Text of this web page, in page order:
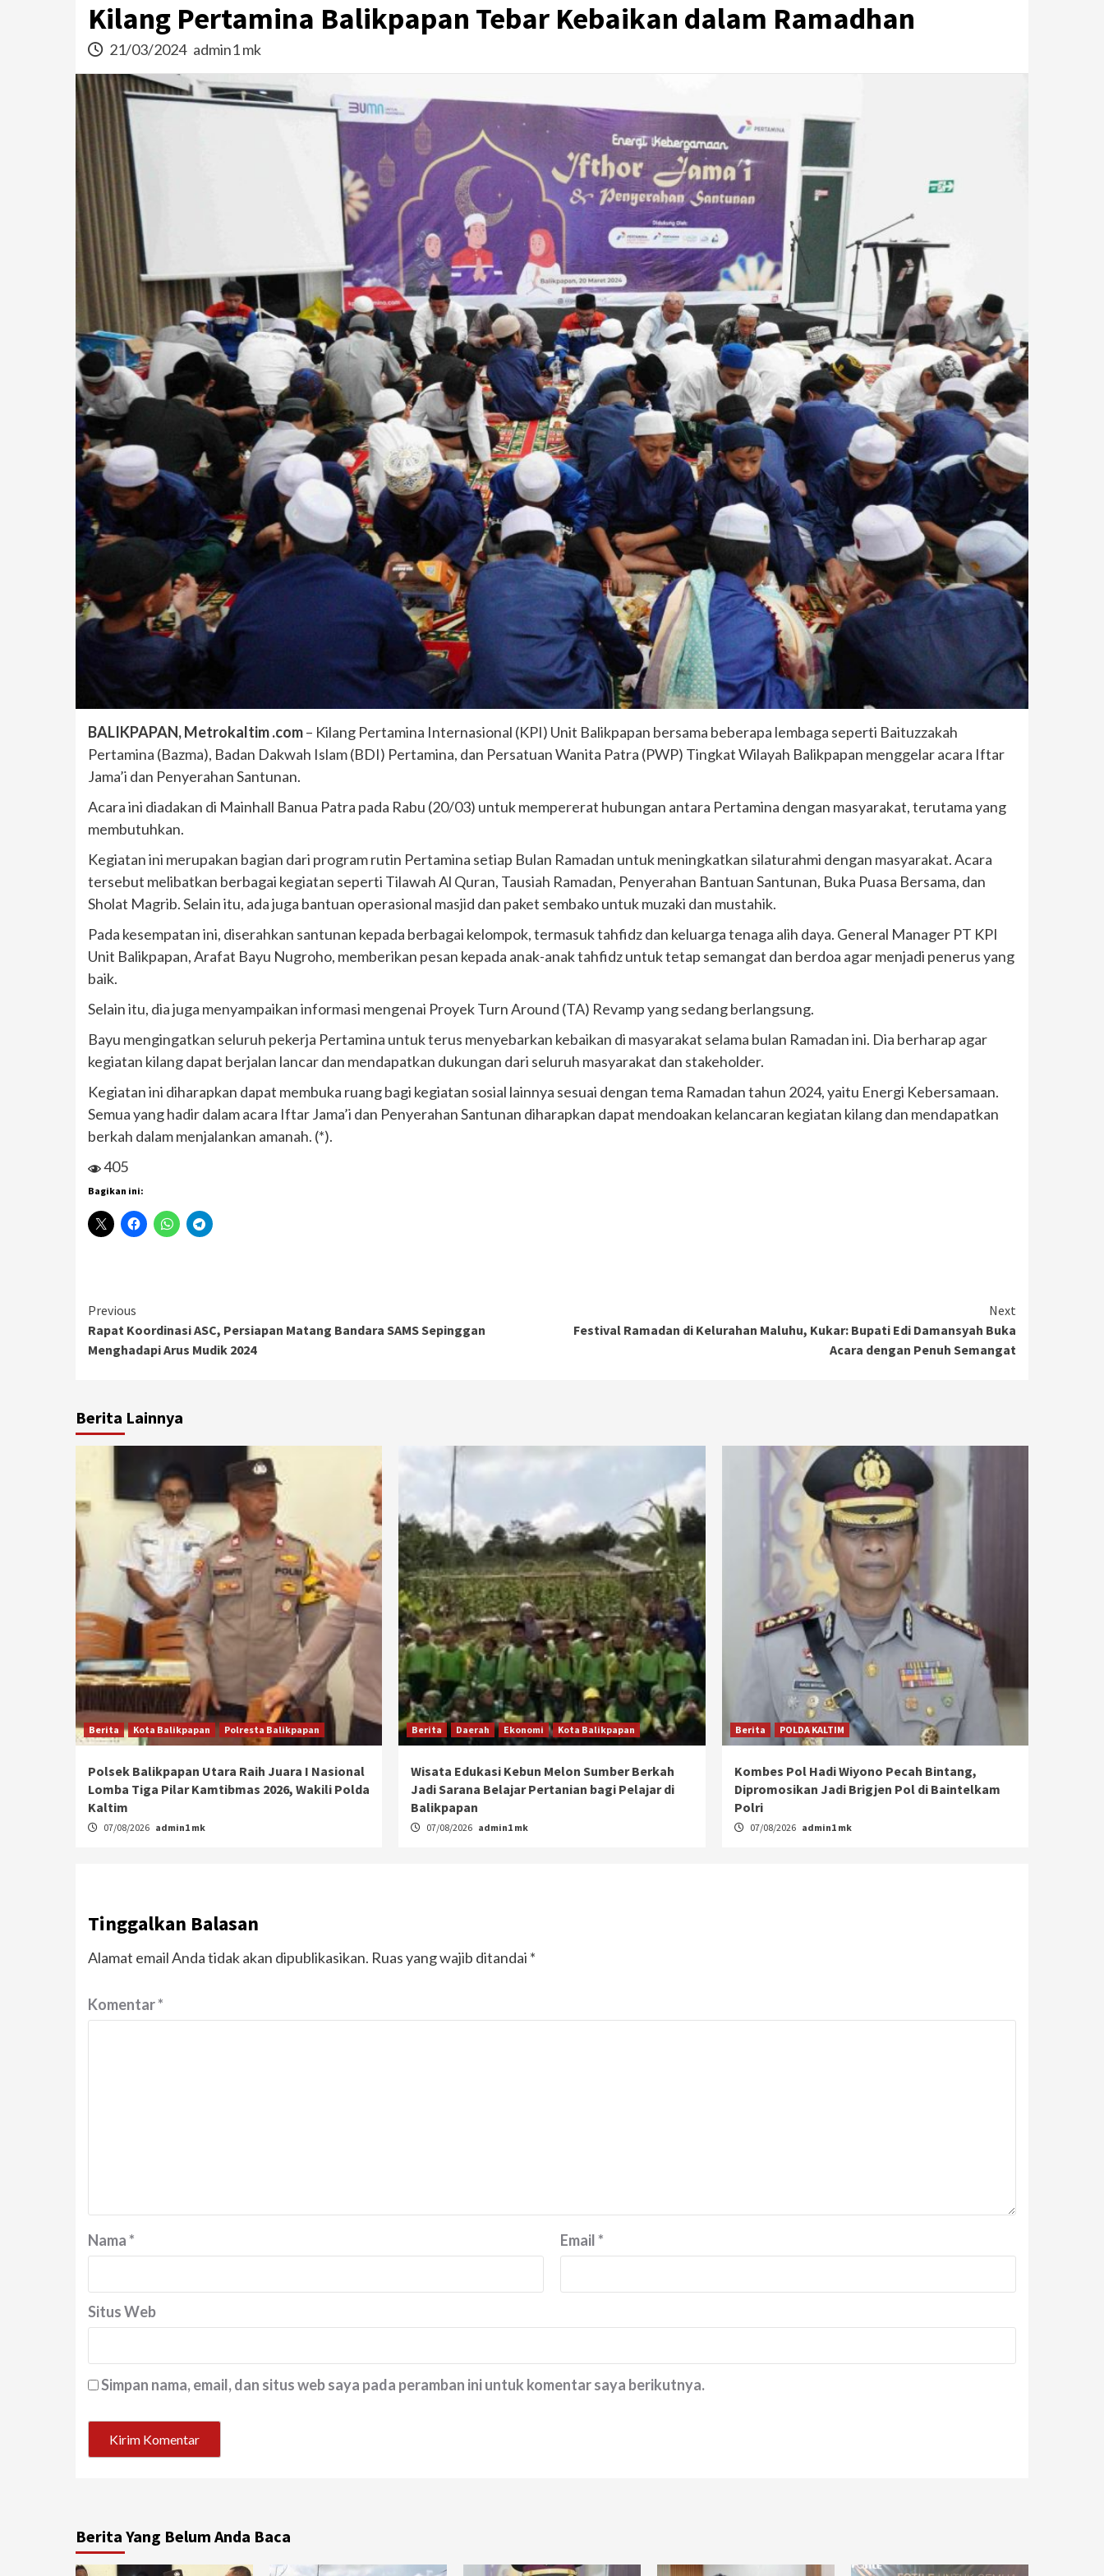
Kilang Pertamina Balikpapan Tebar Kebaikan dalam Ramadhan
21/03/2024 admin1 mk
BALIKPAPAN, Metrokaltim .com– Kilang Pertamina Internasional (KPI) Unit Balikpapan bersama beberapa lembaga seperti Baituzzakah
Pertamina (Bazma), Badan Dakwah Islam (BDI) Pertamina, dan Persatuan Wanita Patra (PWP) Tingkat Wilayah Balikpapan menggelar acara Iftar
Jama’i dan Penyerahan Santunan.
Acara ini diadakan di Mainhall Banua Patra pada Rabu (20/03) untuk mempererat hubungan antara Pertamina dengan masyarakat, terutama yang
membutuhkan.
Kegiatan ini merupakan bagian dari program rutin Pertamina setiap Bulan Ramadan untuk meningkatkan silaturahmi dengan masyarakat. Acara
tersebut melibatkan berbagai kegiatan seperti Tilawah Al Quran, Tausiah Ramadan, Penyerahan Bantuan Santunan, Buka Puasa Bersama, dan
Sholat Magrib. Selain itu, ada juga bantuan operasional masjid dan paket sembako untuk muzaki dan mustahik.
Pada kesempatan ini, diserahkan santunan kepada berbagai kelompok, termasuk tahfidz dan keluarga tenaga alih daya. General Manager PT KPI
Unit Balikpapan, Arafat Bayu Nugroho, memberikan pesan kepada anak-anak tahfidz untuk tetap semangat dan berdoa agar menjadi penerus yang
baik.
Selain itu, dia juga menyampaikan informasi mengenai Proyek Turn Around (TA) Revamp yang sedang berlangsung.
Bayu mengingatkan seluruh pekerja Pertamina untuk terus menyebarkan kebaikan di masyarakat selama bulan Ramadan ini. Dia berharap agar
kegiatan kilang dapat berjalan lancar dan mendapatkan dukungan dari seluruh masyarakat dan stakeholder.
Kegiatan ini diharapkan dapat membuka ruang bagi kegiatan sosial lainnya sesuai dengan tema Ramadan tahun 2024, yaitu Energi Kebersamaan.
Semua yang hadir dalam acara Iftar Jama’i dan Penyerahan Santunan diharapkan dapat mendoakan kelancaran kegiatan kilang dan mendapatkan
berkah dalam menjalankan amanah. (*).
405
Bagikan ini:
Continue
Reading
Previous
Rapat Koordinasi ASC, Persiapan Matang Bandara SAMS Sepinggan
Menghadapi Arus Mudik 2024
Next
Festival Ramadan di Kelurahan Maluhu, Kukar: Bupati Edi Damansyah Buka
Acara dengan Penuh Semangat
Berita Lainnya
Berita Kota Balikpapan Polresta Balikpapan
Polsek Balikpapan Utara Raih Juara I Nasional
Lomba Tiga Pilar Kamtibmas 2026, Wakili Polda
Kaltim
07/08/2026 admin1 mk
Berita Daerah Ekonomi Kota Balikpapan
Wisata Edukasi Kebun Melon Sumber Berkah
Jadi Sarana Belajar Pertanian bagi Pelajar di
Balikpapan
07/08/2026 admin1 mk
Berita POLDA KALTIM
Kombes Pol Hadi Wiyono Pecah Bintang,
Dipromosikan Jadi Brigjen Pol di Baintelkam
Polri
07/08/2026 admin1 mk
Tinggalkan Balasan
Alamat email Anda tidak akan dipublikasikan. Ruas yang wajib ditandai *
Komentar*
Nama* Email*
Situs Web
Simpan nama, email, dan situs web saya pada peramban ini untuk komentar saya berikutnya.
Berita Yang Belum Anda Baca